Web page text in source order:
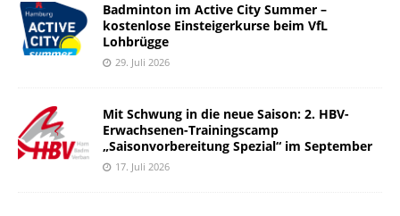
Badminton im Active City Summer –
kostenlose Einsteigerkurse beim VfL
Lohbrügge
29. Juli 2026
Mit Schwung in die neue Saison: 2. HBV-
Erwachsenen-Trainingscamp
„Saisonvorbereitung Spezial“ im September
17. Juli 2026